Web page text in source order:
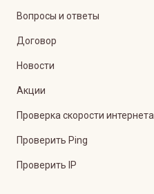
Вопросы и ответы
Договор
Новости
Акции
Проверка скорости интернета
Проверить Ping
Проверить IP